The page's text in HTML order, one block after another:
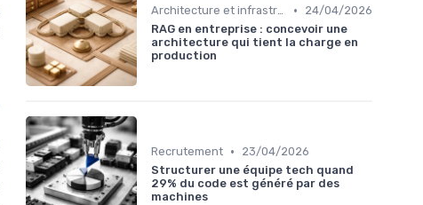
Architecture et infrastructure •
24/04/2026
RAG en entreprise : concevoir une
architecture qui tient la charge en
production
Recrutement •
23/04/2026
Structurer une équipe tech quand
29% du code est généré par des
machines